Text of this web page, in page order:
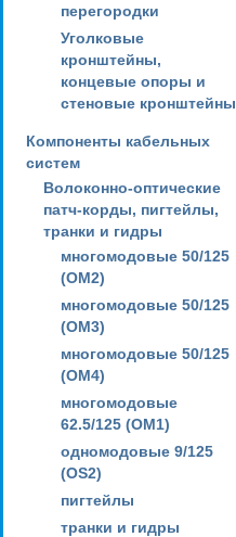
перегородки
Уголковые
кронштейны,
концевые опоры и
стеновые кронштейны
Компоненты кабельных
систем
Волоконно-оптические
патч-корды, пигтейлы,
транки и гидры
многомодовые 50/125
(OM2)
многомодовые 50/125
(OM3)
многомодовые 50/125
(OM4)
многомодовые
62.5/125 (OM1)
одномодовые 9/125
(OS2)
пигтейлы
транки и гидры